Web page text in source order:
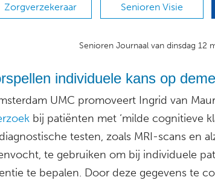
Zorgverzekeraar Senioren Visie
Senioren Journaal van dinsdag 12
individuele kans op
UMC promoveert Ingrid van
bij patiënten met ‘milde cognitieve
testen, zoals MRI-scans en
te gebruiken om bij individuele
te bepalen. Door deze gegevens te